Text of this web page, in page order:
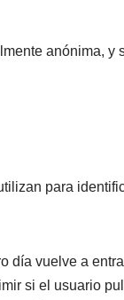
anónima, y
para
día vuelve a
si el usuario